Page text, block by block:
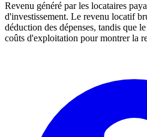
Revenu généré par les locataires
d'investissement. Le revenu locatif
déduction des dépenses, tandis que
coûts d'exploitation pour montrer la